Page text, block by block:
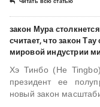
Читать всю статью
закон Мура
считает, что закон
мировой индустрии
Хэ Тинбо (He
президент ее
новый закон